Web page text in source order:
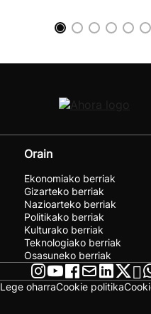
Orain
Ekonomiako berriak
Gizarteko berriak
Nazioarteko berriak
Politikako berriak
Kulturako berriak
Teknologiako berriak
Osasuneko berriak
Lege oharraCookie politika